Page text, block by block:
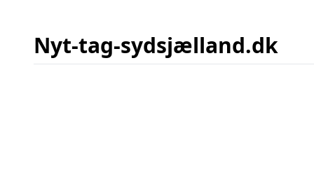
Nyt-tag-sydsjælland.dk